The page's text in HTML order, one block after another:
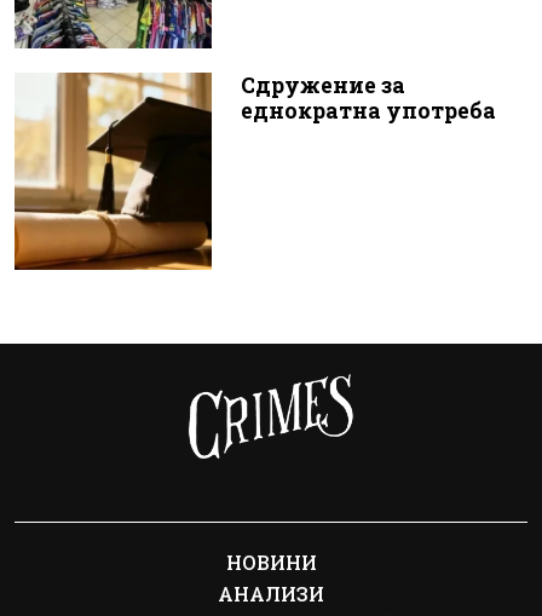
Сдружение за
еднократна употреба
НОВИНИ
АНАЛИЗИ